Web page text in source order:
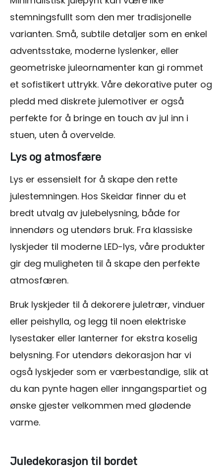
stemningsfullt som den mer tradisjonelle
varianten. Små, subtile detaljer som en enkel
adventsstake, moderne lyslenker, eller
geometriske juleornamenter kan gi rommet
et sofistikert uttrykk. Våre dekorative puter og
pledd med diskrete julemotiver er også
perfekte for å bringe en touch av jul inn i
stuen, uten å overvelde.
Lys og atmosfære
Lys er essensielt for å skape den rette
julestemningen. Hos Skeidar finner du et
bredt utvalg av julebelysning, både for
innendørs og utendørs bruk. Fra klassiske
lyskjeder til moderne LED-lys, våre produkter
gir deg muligheten til å skape den perfekte
atmosfæren.
Bruk lyskjeder til å dekorere juletrær, vinduer
eller peishylla, og legg til noen elektriske
lysestaker eller lanterner for ekstra koselig
belysning. For utendørs dekorasjon har vi
også lyskjeder som er værbestandige, slik at
du kan pynte hagen eller inngangspartiet og
ønske gjester velkommen med glødende
varme.
Juledekorasjon til bordet